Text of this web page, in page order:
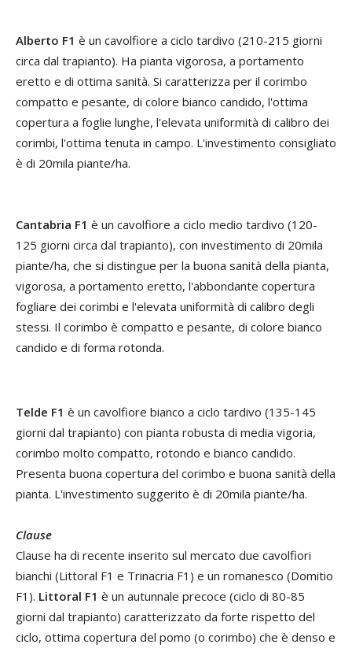
Alberto F1 è un cavolfiore a ciclo tardivo (210-215 giorni
circa dal trapianto). Ha pianta vigorosa, a portamento
eretto e di ottima sanità. Si caratterizza per il corimbo
compatto e pesante, di colore bianco candido, l'ottima
copertura a foglie lunghe, l'elevata uniformità di calibro dei
corimbi, l'ottima tenuta in campo. L'investimento consigliato
è di 20mila piante/ha.
Cantabria F1 è un cavolfiore a ciclo medio tardivo (120-
125 giorni circa dal trapianto), con investimento di 20mila
piante/ha, che si distingue per la buona sanità della pianta,
vigorosa, a portamento eretto, l'abbondante copertura
fogliare dei corimbi e l'elevata uniformità di calibro degli
stessi. Il corimbo è compatto e pesante, di colore bianco
candido e di forma rotonda.
Telde F1 è un cavolfiore bianco a ciclo tardivo (135-145
giorni dal trapianto) con pianta robusta di media vigoria,
corimbo molto compatto, rotondo e bianco candido.
Presenta buona copertura del corimbo e buona sanità della
pianta. L'investimento suggerito è di 20mila piante/ha.
Clause
Clause ha di recente inserito sul mercato due cavolfiori
bianchi (Littoral F1 e Trinacria F1) e un romanesco (Domitio
F1). Littoral F1 è un autunnale precoce (ciclo di 80-85
giorni dal trapianto) caratterizzato da forte rispetto del
ciclo, ottima copertura del pomo (o corimbo) che è denso e